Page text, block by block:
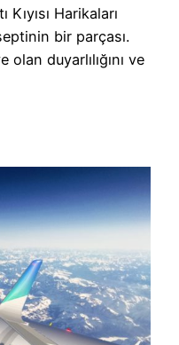
Harikaları
bir parçası.
duyarlılığını ve